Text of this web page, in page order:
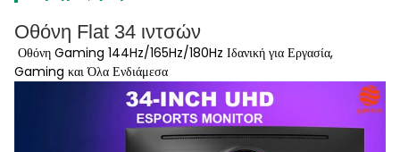
Οθόνη Flat 34 ιντσών
Οθόνη Gaming 144Hz/165Hz/180Hz Ιδανική για Εργασία,
Gaming και Όλα Ενδιάμεσα